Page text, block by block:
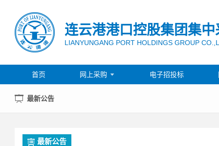
连云港港口控股集团集
LIANYUNGANG PORT HOLDINGS GROUP
首页 网上采购  电子招投标
最新公告
最新公告